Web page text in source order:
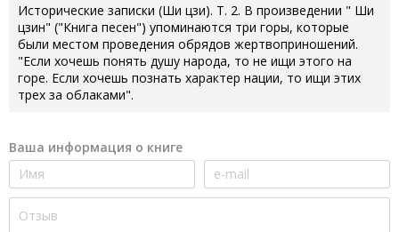
Исторические записки (Ши цзи). Т. 2. В произведении " Ши
цзин" ("Книга песен") упоминаются три горы, которые
были местом проведения обрядов жертвоприношений.
"Если хочешь понять душу народа, то не ищи этого на
горе. Если хочешь познать характер нации, то ищи этих
трех за облаками".
Ваша информация о книге